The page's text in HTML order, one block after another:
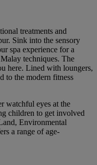
treatments and
Sink into the sensory
spa experience for a
techniques. The
here. Lined with loungers,
to the modern fitness
watchful eyes at the
children to get involved
Environmental
a range of age-